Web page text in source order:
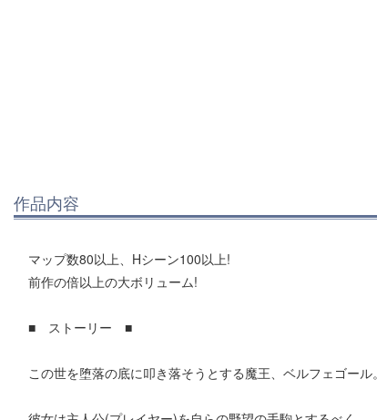
作品内容
マップ数80以上、Hシーン100以上!
前作の倍以上の大ボリューム!
■ ストーリー ■
この世を堕落の底に叩き落そうとする魔王、ベルフェゴール。